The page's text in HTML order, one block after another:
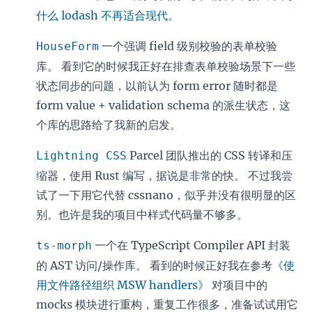
什么 lodash 不再适合现代。
HouseForm 一个强调 field 级别校验的表单校验
库。 看到它的时候我正好在排查表单校验场景下一些
状态同步的问题，以前认为 form error 随时都是
form value + validation schema 的派生状态，这
个库的思路给了我新的启发。
Lightning CSS Parcel 团队推出的 CSS 转译和压
缩器，使用 Rust 编写，据说是非常的快。 不过我尝
试了一下用它代替 cssnano，似乎并没有很明显的区
别。也许是我的项目中样式代码量不够多。
ts-morph 一个在 TypeScript Compiler API 封装
的 AST 访问/操作库。 看到的时候正好我在参考 《使
用文件路径组织 MSW handlers》
对项目中的
mocks 模块进行重构，重复工作很多，准备试试用它